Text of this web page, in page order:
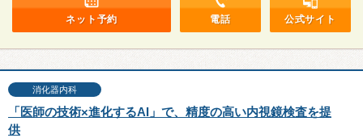
ネット予約 電話 公式サイト
消化器内科
「医師の技術×進化するAI」で、精度の高い内視鏡検査を提
供